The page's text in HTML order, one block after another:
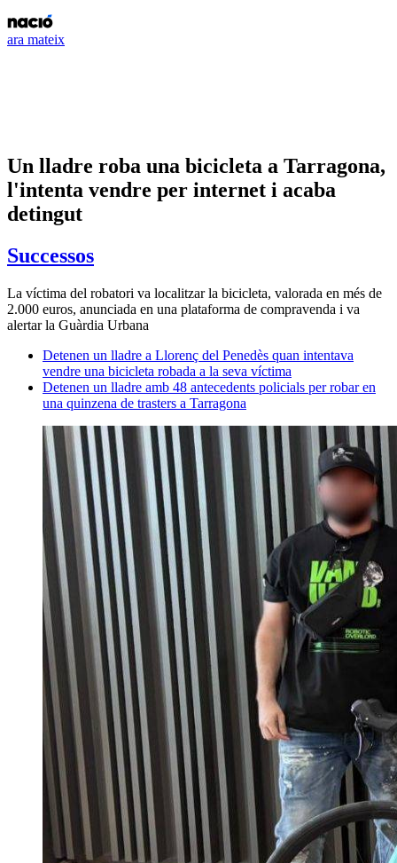
ara mateix
Un lladre roba una bicicleta a Tarragona,
l'intenta vendre per internet i acaba
detingut
Successos
La víctima del robatori va localitzar la bicicleta, valorada en més de
2.000 euros, anunciada en una plataforma de compravenda i va
alertar la Guàrdia Urbana
Detenen un lladre a Llorenç del Penedès quan intentava
vendre una bicicleta robada a la seva víctima
Detenen un lladre amb 48 antecedents policials per robar en
una quinzena de trasters a Tarragona